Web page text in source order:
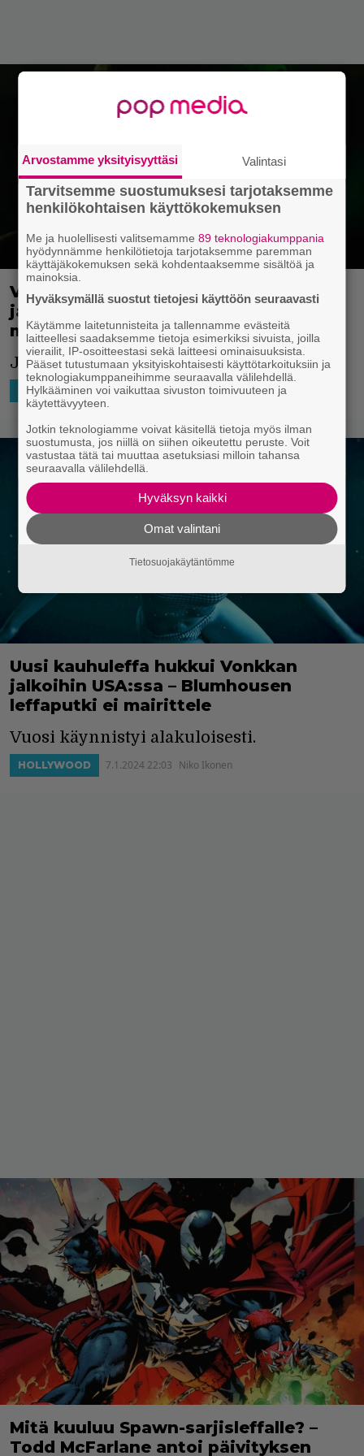
Viime vuoden kovimman kauhuhitin
jatko varmistui – tienasi lähes 300
miljoonaa dollaria
Jatkoa luvassa.
HOLLYWOOD 8.1.2024 20:10 Niko Ikonen
Uusi kauhuleffa hukkui Vonkkan
jalkoihin USA:ssa – Blumhousen
leffaputki ei mairittele
Vuosi käynnistyi alakuloisesti.
HOLLYWOOD 7.1.2024 22:03 Niko Ikonen
Mitä kuuluu Spawn-sarjisleffalle? –
Todd McFarlane antoi päivityksen
Arvostamme yksityisyyttäsi Valintasi
Tarvitsemme suostumuksesi tarjotaksemme
henkilökohtaisen käyttökokemuksen
Me ja huolellisesti valitsemamme89 teknologiakumppania
hyödynnämme henkilötietoja tarjotaksemme paremman
käyttäjäkokemuksen sekä kohdentaaksemme sisältöä ja
mainoksia.
Hyväksymällä suostut tietojesi käyttöön seuraavasti
Käytämme laitetunnisteita ja tallennamme evästeitä
laitteellesi saadaksemme tietoja esimerkiksi sivuista, joilla
vierailit, IP-osoitteestasi sekä laitteesi ominaisuuksista.
Pääset tutustumaan yksityiskohtaisesti käyttötarkoituksiin ja
teknologiakumppaneihimme seuraavalla välilehdellä.
Hylkääminen voi vaikuttaa sivuston toimivuuteen ja
käytettävyyteen.
Jotkin teknologiamme voivat käsitellä tietoja myös ilman
suostumusta, jos niillä on siihen oikeutettu peruste. Voit
vastustaa tätä tai muuttaa asetuksiasi milloin tahansa
seuraavalla välilehdellä.
Hyväksyn kaikki
Omat valintani
Tietosuojakäytäntömme